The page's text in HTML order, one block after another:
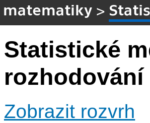
matematiky >
Statistické
rozhodování
Zobrazit rozvrh